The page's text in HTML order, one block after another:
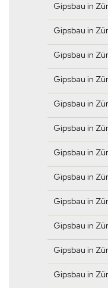
Gipsbau in
Gipsbau in
Gipsbau in
Gipsbau in
Gipsbau in
Gipsbau in
Gipsbau in
Gipsbau in
Gipsbau in
Gipsbau in
Gipsbau in
Gipsbau in